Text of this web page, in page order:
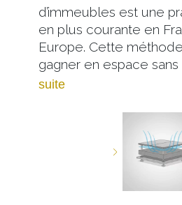
d’immeubles est une
en plus courante en
Europe. Cette
gagner en espace sans
suite